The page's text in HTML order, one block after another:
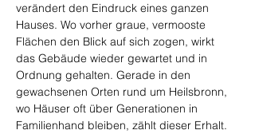
verändert den Eindruck eines ganzen
Hauses. Wo vorher graue, vermooste
Flächen den Blick auf sich zogen, wirkt
das Gebäude wieder gewartet und in
Ordnung gehalten. Gerade in den
gewachsenen Orten rund um Heilsbronn,
wo Häuser oft über Generationen in
Familienhand bleiben, zählt dieser Erhalt.